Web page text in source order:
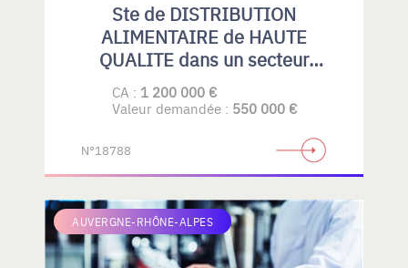
Ste de DISTRIBUTION
ALIMENTAIRE de HAUTE
QUALITE dans un secteur
spécialisé.
CA : 1 200 000 €
Valeur demandée : 550 000 €
N°18788
AUVERGNE-RHÔNE-ALPES